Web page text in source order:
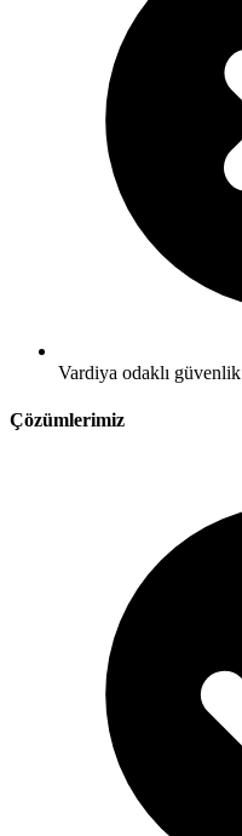
Vardiya odaklı güvenlik
Çözümlerimiz